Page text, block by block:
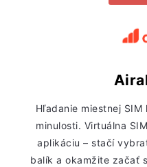
Hľadanie miestnej
minulosti. Virtuálna
aplikáciu – stačí
balík a okamžite začať